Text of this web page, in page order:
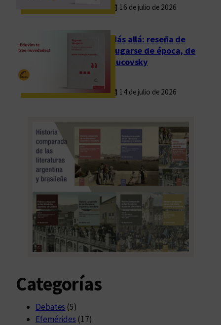
16 de julio de 2026
Más allá: reseña de
Fugarse de época, de
Rucovsky
14 de julio de 2026
Categorías
Debates (5)
Efemérides (17)